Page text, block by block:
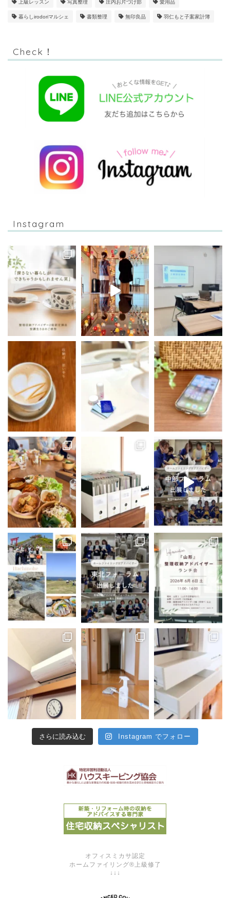
上級レッスン 写真整理 庄内お片づけ部 愛用品
暮らしirodoriマルシェ 書類整理 無印良品 羽仁もと子案家計簿
Check！
Instagram
さらに読み込む Instagram でフォロー
オフィスミカサ認定
ホームファイリング®上級修了
↓↓↓